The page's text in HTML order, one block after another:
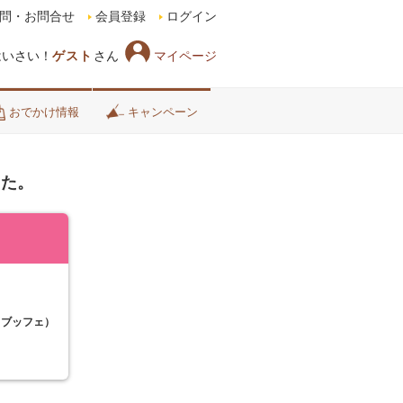
さい！ ゲスト さん マイページ
・お問合せ 会員登録 ログイン
おでかけ情報 キャンペーン
。
ブッフェ）